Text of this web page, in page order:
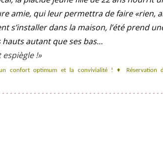
amie, qui leur permettra de faire «rien,
s’installer dans la maison, l’été prend
autant que ses bas…
!»
confort optimum et la convivialité! ♦ Réservation